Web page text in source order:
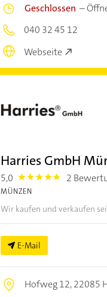
Geschlossen –
040 32 45 12
Webseite
Harries GmbH
5,0 5.0 2
MÜNZEN
Wir kaufen und verkaufen
E-Mail
Hofweg 12,22085